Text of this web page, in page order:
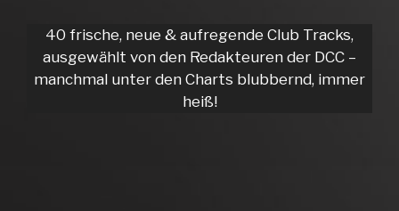
40 frische, neue & aufregende Club Tracks,
ausgewählt von den Redakteuren der DCC –
manchmal unter den Charts blubbernd, immer
heiß!